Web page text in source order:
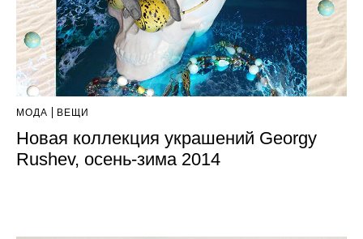
МОДА ВЕЩИ
Новая коллекция украшений Georgy
Rushev, осень-зима 2014